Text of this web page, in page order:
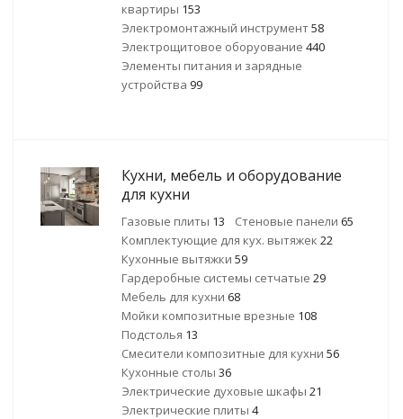
квартиры 153
Электромонтажный инструмент58
Электрощитовое оборуование 440
Элементы питания и зарядные
устройства 99
Кухни, мебель и оборудование
для кухни
Газовые плиты 13 Стеновые панели 65
Комплектующие для кух. вытяжек 22
Кухонные вытяжки 59
Гардеробные системы сетчатые 29
Мебель для кухни 68
Мойки композитные врезные 108
Подстолья 13
Смесители композитные для кухни 56
Кухонные столы 36
Электрические духовые шкафы 21
Электрические плиты 4